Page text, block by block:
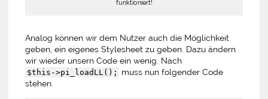
funktioniert!
Analog können wir dem Nutzer auch die Möglichkeit
geben, ein eigenes Stylesheet zu geben. Dazu ändern
wir wieder unsern Code ein wenig. Nach
$this->pi_loadLL();
muss nun folgender Code
stehen.